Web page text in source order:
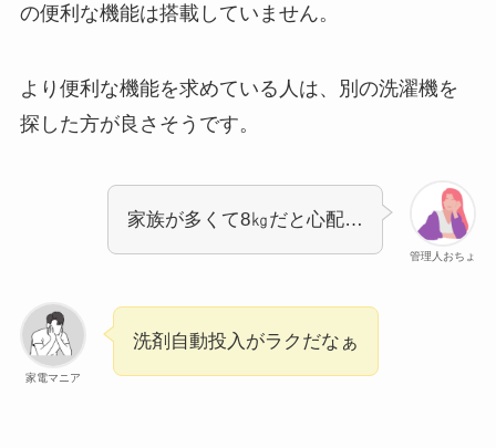
の便利な機能は搭載していません。
より便利な機能を求めている人は、別の洗濯機を
探した方が良さそうです。
管理人おちょ
家族が多くて8㎏だと心配…
家電マニア
洗剤自動投入がラクだなぁ